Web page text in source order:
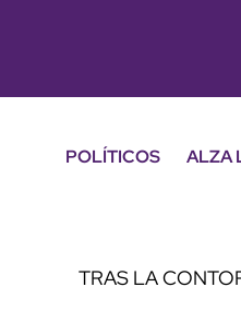
POLÍTICOS ALZA
TRAS LA